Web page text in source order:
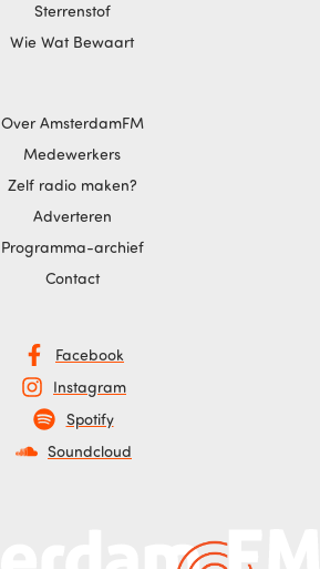
Sterrenstof
Wie Wat Bewaart
Over AmsterdamFM
Medewerkers
Zelf radio maken?
Adverteren
Programma-archief
Contact
Facebook
Instagram
Spotify
Soundcloud